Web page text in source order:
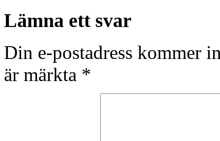
Lämna ett svar
Din e-postadress kommer
är märkta *